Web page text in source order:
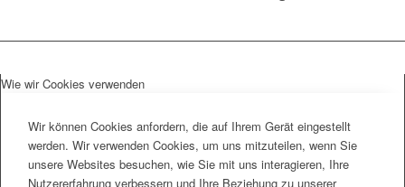
Wie wir Cookies verwenden
Wir können Cookies anfordern, die auf Ihrem Gerät eingestellt
werden. Wir verwenden Cookies, um uns mitzuteilen, wenn Sie
unsere Websites besuchen, wie Sie mit uns interagieren, Ihre
Nutzererfahrung verbessern und Ihre Beziehung zu unserer